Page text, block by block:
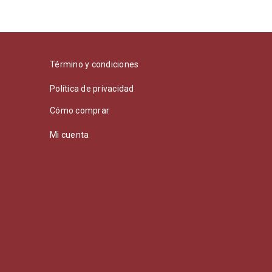
Término y condiciones
Política de privacidad
Cómo comprar
Mi cuenta